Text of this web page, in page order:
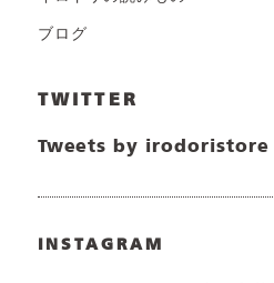
ブログ
TWITTER
Tweets by irodoristore
INSTAGRAM